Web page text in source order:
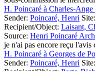
H. Poincaré à Charles-Ange
Sender: Poincaré, Henri Site:
Recipient/Object: Laisant,
Source: Henri Poincaré
je n'ai pas encore reçu l'avis
H. Poincaré à Georges de
Sender: Poincaré, Henri Site: